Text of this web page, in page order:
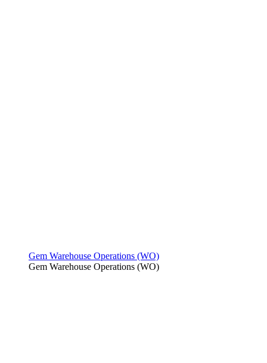
Gem Warehouse Operations (WO)
Gem Warehouse Operations (WO)